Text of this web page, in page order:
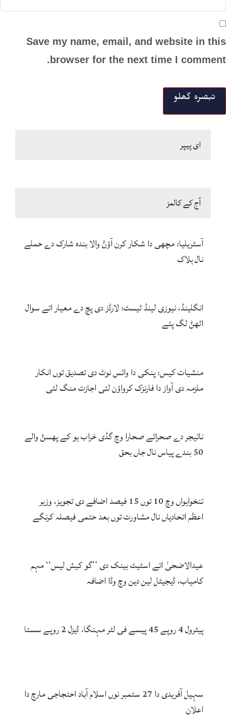
Save my name, email, and website in this
browser for the next time I comment.
ای پیپر
آج کے کالمز
آسٹریلیا: مچھی دا شکار کرن آؤݨ والا بندہ شارک دے حملے
نال ہلاک
انگلینڈ، نیوزی لینڈ ٹیسٹ: لارڈز دی پچ دے معیار اتے سوال
اٹھݨ لگ پئے
منشیات کیس: پنکی دا وائس نوٹ دی تصدیق توں انکار
ملزمہ دی آواز دا فارنزک کرواؤن لئی اجازت منگ لئی
نائیجر دے صحرائے صحارا وچ گڈی خراب ہو کے پھسݨ والے
50 بندے پیاس نال جاں بحق
تنخواہواں وچ 10 توں 15 فیصد اضافے دی تجویز، وزیر
اعظم اتحادیاں نال مشاورت توں بعد حتمی فیصلہ کرنگے
عیدالاضحیٰ اتے اسٹیٹ بینک دی ’’گو کیش لیس‘‘ مہم
کامیاب، ڈیجیٹل لین دین وچ وڈا اضافہ
پیٹرول 4 روپے 45 پیسے فی لٹر مہنگا، ڈیزل 2 روپے سستا
سہیل آفریدی دا 27 ستمبر نوں اسلام آباد احتجاجی مارچ دا
اعلان